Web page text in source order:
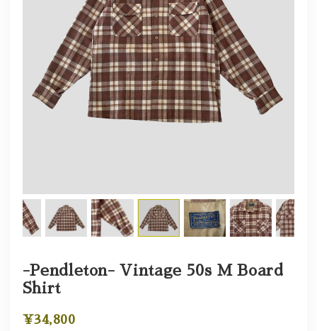
-Pendleton- Vintage 50s M Board
Shirt
¥34,800